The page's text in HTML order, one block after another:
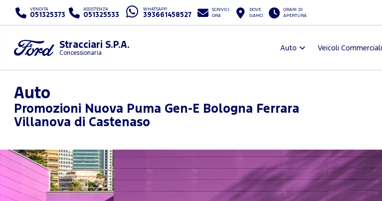
VENDITA
051325373
ASSISTENZA
051325533
WHATSAPP
393661458527
SCRIVICI
ORA
DOVE
SIAMO
ORARI DI
APERTURA
Stracciari S.P.A.
Concessionaria
Auto Veicoli Commerciali
Auto
Promozioni Nuova Puma Gen-E Bologna Ferrara
Villanova di Castenaso